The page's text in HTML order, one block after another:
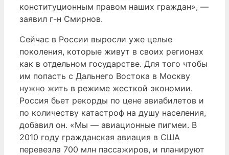
конституционным правом наших граждан», —
заявил г-н Смирнов.
Сейчас в России выросли уже целые
поколения, которые живут в своих регионах
как в отдельном государстве. Для того чтобы
им попасть с Дальнего Востока в Москву
нужно жить в режиме жесткой экономии.
Россия бьет рекорды по цене авиабилетов и
по количеству катастроф на душу населения,
добавил он. «Мы — авиационные пигмеи. В
2010 году гражданская авиация в США
перевезла 700 млн пассажиров, и планируют